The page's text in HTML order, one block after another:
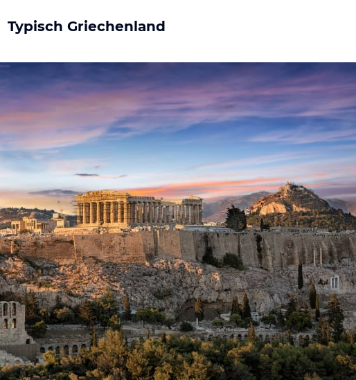
Typisch Griechenland